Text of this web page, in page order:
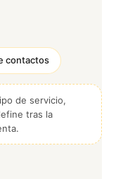
contactos
de servicio,
tras la